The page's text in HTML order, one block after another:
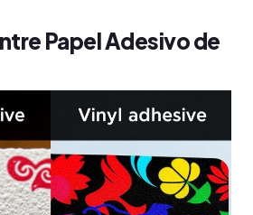
Papel Adesivo de